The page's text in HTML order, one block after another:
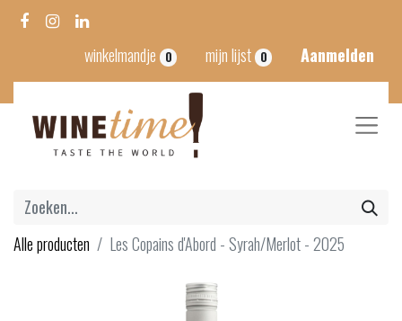
winkelmandje 0 mijn lijst 0 Aanmelden
Alle producten Les Copains d'Abord - Syrah/Merlot - 2025